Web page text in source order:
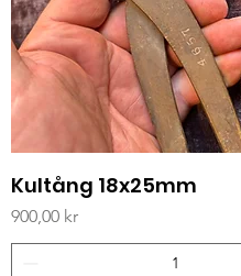
Kultång 18x25mm
Pris
900,00 kr